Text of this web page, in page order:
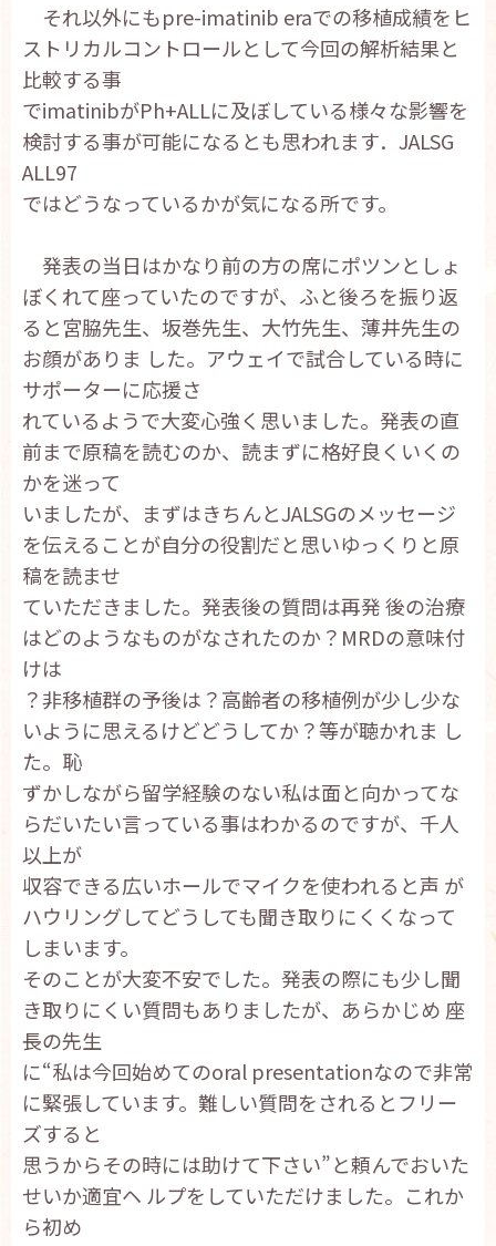
それ以外にもpre-imatinib eraでの移植成績をヒ
ストリカルコントロールとして今回の解析結果と
比較する事
でimatinibがPh+ALLに及ぼしている様々な影響を
検討する事が可能になるとも思われます．JALSG
ALL97
ではどうなっているかが気になる所です。
発表の当日はかなり前の方の席にポツンとしょ
ぼくれて座っていたのですが、ふと後ろを振り返
ると宮脇先生、坂巻先生、大竹先生、薄井先生の
お顔がありま した。アウェイで試合している時に
サポーターに応援さ
れているようで大変心強く思いました。発表の直
前まで原稿を読むのか、読まずに格好良くいくの
かを迷って
いましたが、まずはきちんとJALSGのメッセージ
を伝えることが自分の役割だと思いゆっくりと原
稿を読ませ
ていただきました。発表後の質問は再発 後の治療
はどのようなものがなされたのか？MRDの意味付
けは
？非移植群の予後は？高齢者の移植例が少し少な
いように思えるけどどうしてか？等が聴かれま し
た。恥
ずかしながら留学経験のない私は面と向かってな
らだいたい言っている事はわかるのですが、千人
以上が
収容できる広いホールでマイクを使われると声 が
ハウリングしてどうしても聞き取りにくくなって
しまいます。
そのことが大変不安でした。発表の際にも少し聞
き取りにくい質問もありましたが、あらかじめ 座
長の先生
に“私は今回始めてのoral presentationなので非常
に緊張しています。難しい質問をされるとフリー
ズすると
思うからその時には助けて下さい”と頼んでおいた
せいか適宜ヘ ルプをしていただけました。これか
ら初め